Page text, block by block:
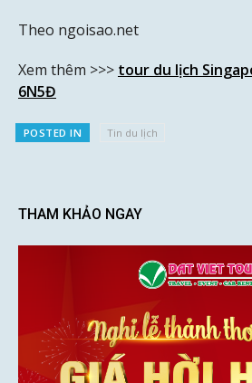
Theo ngoisao.net
Xem thêm >>> tour du lịch
6N5Đ
POSTED IN Tin du lịch
THAM KHẢO NGAY